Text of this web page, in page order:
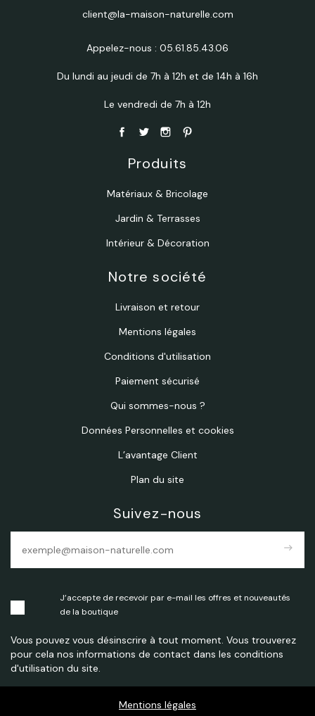
client@la-maison-naturelle.com
Appelez-nous : 05.61.85.43.06
Du lundi au jeudi de 7h à 12h et de 14h à 16h
Le vendredi de 7h à 12h
Produits
Matériaux & Bricolage
Jardin & Terrasses
Intérieur & Décoration
Notre société
Livraison et retour
Mentions légales
Conditions d'utilisation
Paiement sécurisé
Qui sommes-nous ?
Données Personnelles et cookies
L’avantage Client
Plan du site
Suivez-nous
east
J’accepte de recevoir par e-mail les offres et nouveautés
de la boutique
Vous pouvez vous désinscrire à tout moment. Vous trouverez
pour cela nos informations de contact dans les conditions
d'utilisation du site.
Mentions légales